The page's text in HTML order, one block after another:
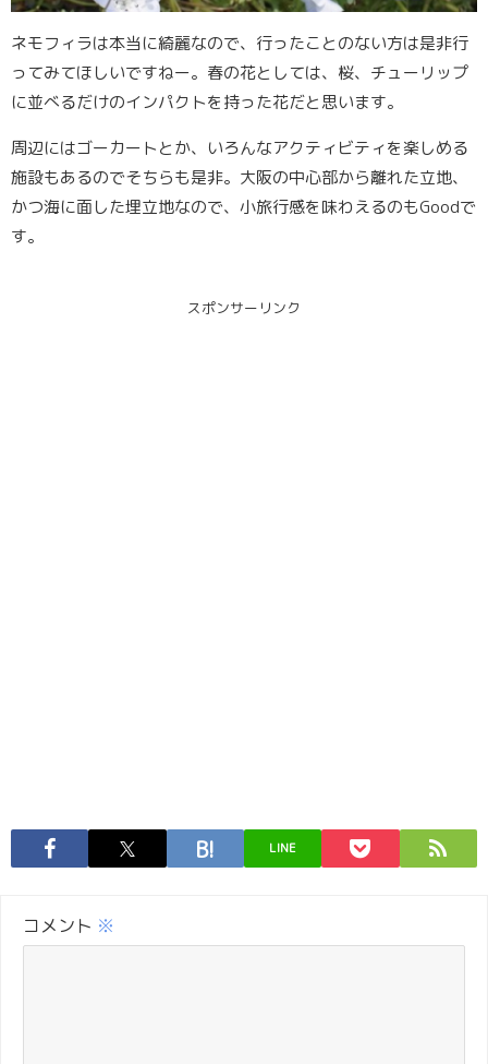
ネモフィラは本当に綺麗なので、行ったことのない方は是非行
ってみてほしいですねー。春の花としては、桜、チューリップ
に並べるだけのインパクトを持った花だと思います。
周辺にはゴーカートとか、いろんなアクティビティを楽しめる
施設もあるのでそちらも是非。大阪の中心部から離れた立地、
かつ海に面した埋立地なので、小旅行感を味わえるのもGoodで
す。
スポンサーリンク
LINE
コメント ※